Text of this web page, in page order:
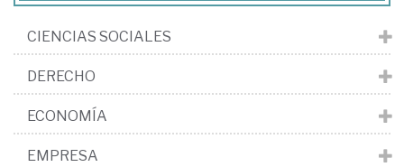
CIENCIAS SOCIALES
DERECHO
ECONOMÍA
EMPRESA